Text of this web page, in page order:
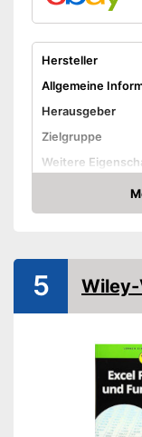
Hersteller
Allgemeine
Herausgeber
Zielgruppe
Weitere
Amazon Lieferzeit
Amazon
5 Wiley-